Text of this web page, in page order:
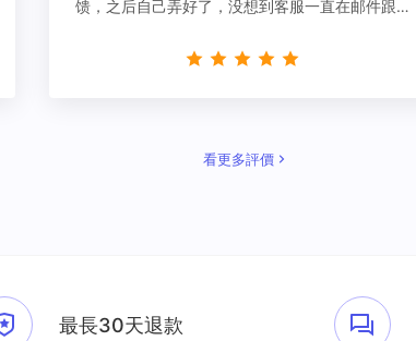
馈，之后自己弄好了，没想到客服一直在邮件跟
看更多評價
最長30天退款